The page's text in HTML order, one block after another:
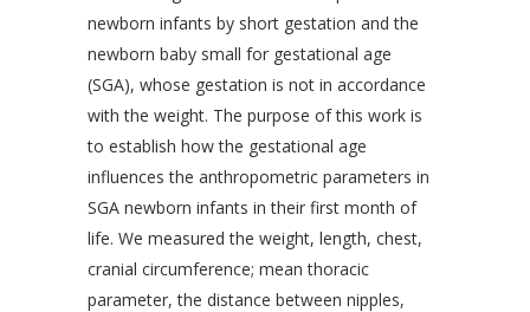
newborn infants by short gestation and the
newborn baby small for gestational age
(SGA), whose gestation is not in accordance
with the weight. The purpose of this work is
to establish how the gestational age
influences the anthropometric parameters in
SGA newborn infants in their first month of
life. We measured the weight, length, chest,
cranial circumference; mean thoracic
parameter, the distance between nipples,